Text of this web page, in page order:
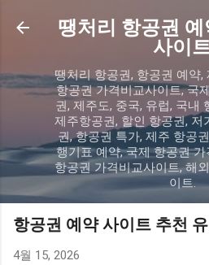
기본 콘텐츠로
땡처리 항공권
사이
땡처리 항공권, 항공권 예약,
항공권 가격비교사이트, 국
권, 제주도, 중국, 유럽, 국내
제주항공권, 할인 항공권, 저
권, 항공권 특가, 제주 항공
행기표 예약, 국제 항공권
항공권 가격비교사이트, 해
이트.
항공권 예약 사이트 추천
4월 15, 2026